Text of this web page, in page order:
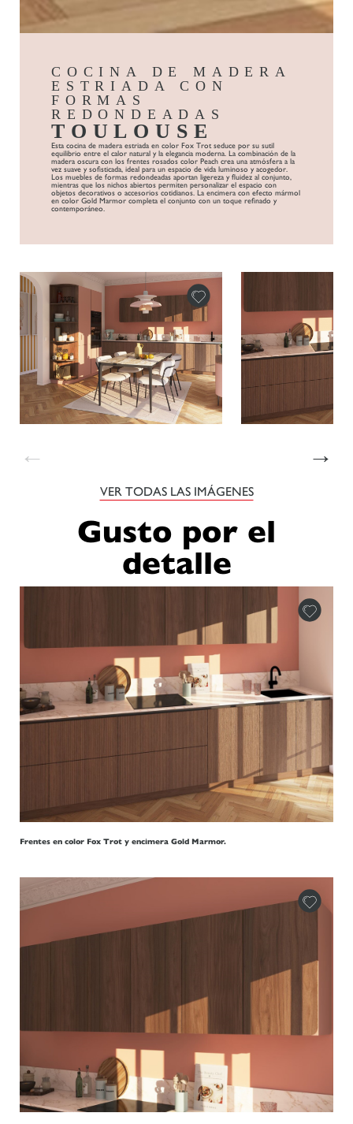
COCINA DE MADERA
ESTRIADA CON
FORMAS
REDONDEADAS
TOULOUSE
Esta cocina de madera estriada en color Fox Trot seduce por su sutil
equilibrio entre el calor natural y la elegancia moderna. La combinación de la
madera oscura con los frentes rosados color Peach crea una atmósfera a la
vez suave y sofisticada, ideal para un espacio de vida luminoso y acogedor.
Los muebles de formas redondeadas aportan ligereza y fluidez al conjunto,
mientras que los nichos abiertos permiten personalizar el espacio con
objetos decorativos o accesorios cotidianos. La encimera con efecto mármol
en color Gold Marmor completa el conjunto con un toque refinado y
contemporáneo.
← →
VER TODAS LAS IMÁGENES
Gusto por el
detalle
Frentes en color Fox Trot y encimera Gold Marmor.